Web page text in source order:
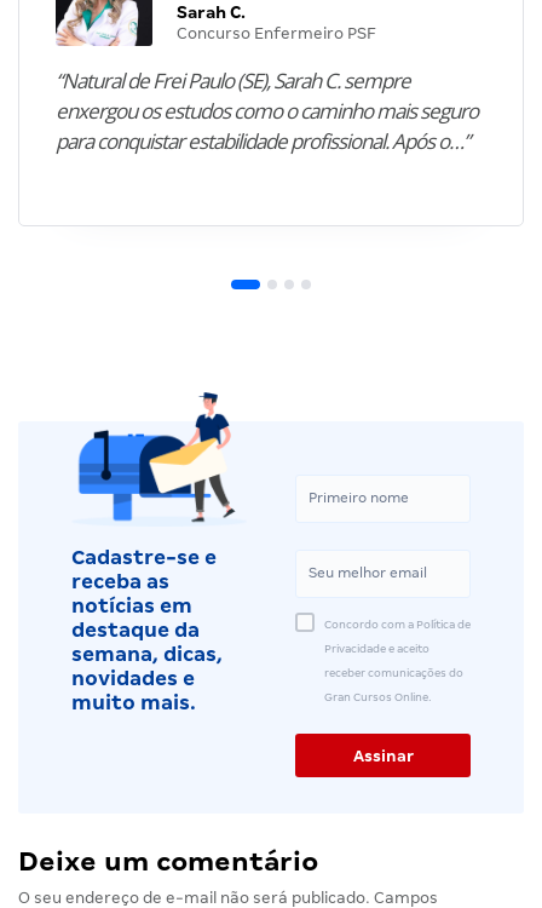
Sarah C.
Concurso Enfermeiro PSF
“Natural de Frei Paulo (SE), Sarah C. sempre
enxergou os estudos como o caminho mais seguro
para conquistar estabilidade profissional. Após o…”
Cadastre-se e
receba as
notícias em
destaque da
semana, dicas,
novidades e
muito mais.
Concordo com a Política de
Privacidade e aceito
receber comunicações do
Gran Cursos Online.
Deixe um comentário
O seu endereço de e-mail não será publicado. Campos